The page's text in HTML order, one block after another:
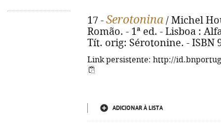
17 - Serotonina / Michel
Romão. - 1ª ed. - Lisboa :
Tít. orig: Sérotonine. - ISBN
Link persistente: http://
ADICIONAR À LISTA